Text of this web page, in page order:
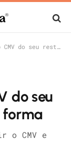
restaurante da melhor forma
do seu
forma
o CMV e